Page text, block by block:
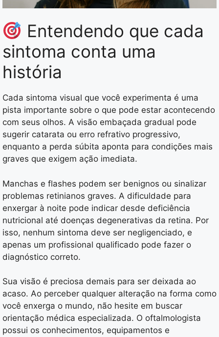
Entendendo que cada
sintoma conta uma
história
Cada sintoma visual que você experimenta é uma
pista importante sobre o que pode estar acontecendo
com seus olhos. A visão embaçada gradual pode
sugerir catarata ou erro refrativo progressivo,
enquanto a perda súbita aponta para condições mais
graves que exigem ação imediata.
Manchas e flashes podem ser benignos ou sinalizar
problemas retinianos graves. A dificuldade para
enxergar à noite pode indicar desde deficiência
nutricional até doenças degenerativas da retina. Por
isso, nenhum sintoma deve ser negligenciado, e
apenas um profissional qualificado pode fazer o
diagnóstico correto.
Sua visão é preciosa demais para ser deixada ao
acaso. Ao perceber qualquer alteração na forma como
você enxerga o mundo, não hesite em buscar
orientação médica especializada. O oftalmologista
possui os conhecimentos, equipamentos e